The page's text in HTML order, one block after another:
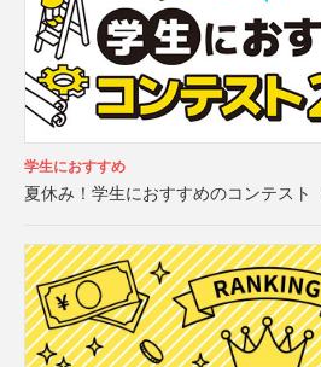
学生におすすめ
夏休み！学生におすすめのコンテスト